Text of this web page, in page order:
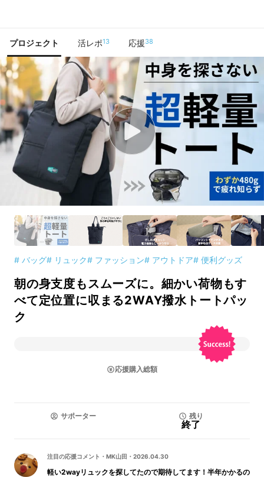
プロジェクト 活レポ13 応援38
# バッグ# リュック# ファッション# アウトドア# 便利グッズ
朝の身支度もスムーズに。細かい荷物もす
べて定位置に収まる2WAY撥水トートパッ
ク
応援購入総額
サポーター 残り
終了
注目の応援コメント ・ MK山田 ・ 2026.04.30
軽い2wayリュックを探してたので期待してます！半年かかるの